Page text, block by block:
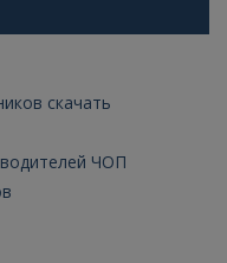
скачать
ЧОП